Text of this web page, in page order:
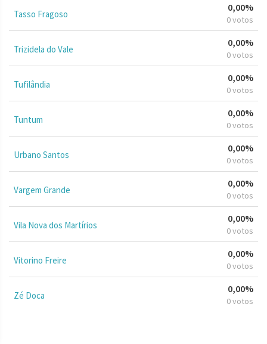
Tasso Fragoso
0,00%
0 votos
Trizidela do Vale
0,00%
0 votos
Tufilândia
0,00%
0 votos
Tuntum
0,00%
0 votos
Urbano Santos
0,00%
0 votos
Vargem Grande
0,00%
0 votos
Vila Nova dos Martírios
0,00%
0 votos
Vitorino Freire
0,00%
0 votos
Zé Doca
0,00%
0 votos